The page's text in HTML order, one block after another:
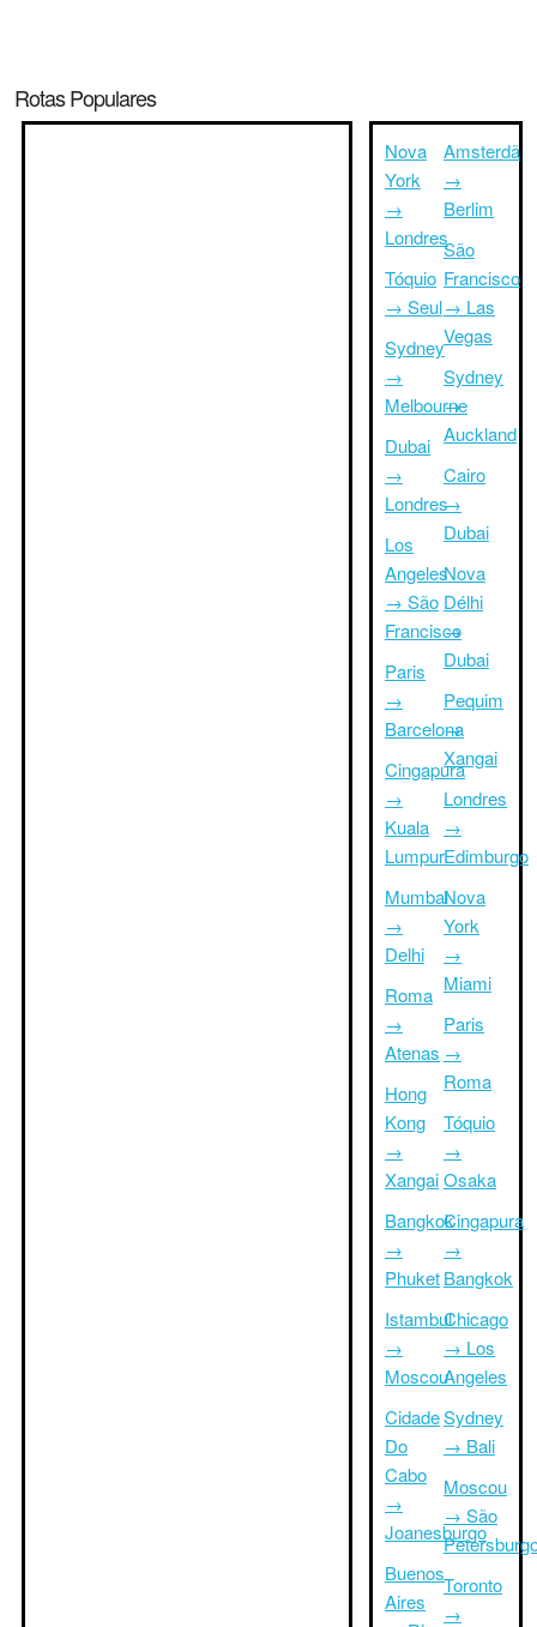
Rotas Populares
Nova
York
→
Londres
Tóquio
→ Seul
Sydney
→
Melbourne
Dubai
→
Londres
Los
Angeles
→ São
Francisco
Paris
→
Barcelona
Cingapura
→
Kuala
Lumpur
Mumbai
→
Delhi
Roma
→
Atenas
Hong
Kong
→
Xangai
Bangkok
→
Phuket
Istambul
→
Moscou
Cidade
Do
Cabo
→
Joanesburgo
Buenos
Aires
Amsterdã
→
Berlim
São
Francisco
→ Las
Vegas
Sydney
→
Auckland
Cairo
→
Dubai
Nova
Délhi
→
Dubai
Pequim
→
Xangai
Londres
→
Edimburgo
Nova
York
→
Miami
Paris
→
Roma
Tóquio
→
Osaka
Cingapura
→
Bangkok
Chicago
→ Los
Angeles
Sydney
→ Bali
Moscou
→ São
Toronto
→